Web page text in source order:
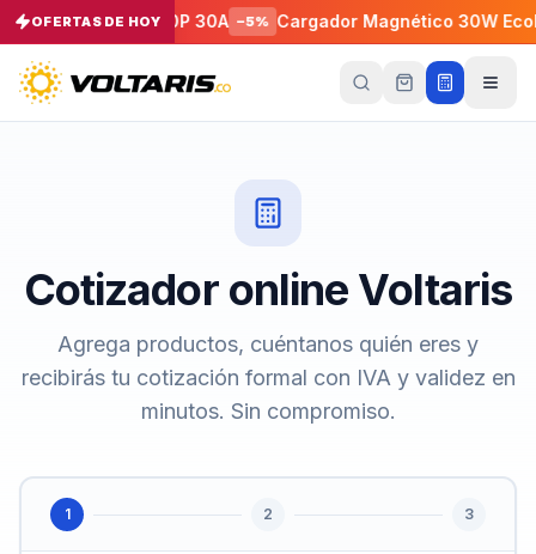
OFERTAS DE HOY
NEMA L14-30P 30A − 5% Cargador Magnético 30W
Cotizador online Voltaris
Agrega productos, cuéntanos quién eres y
recibirás tu cotización formal con IVA y validez en
minutos. Sin compromiso.
1 2 3
Tu
Vacío
Agrega
y
productos